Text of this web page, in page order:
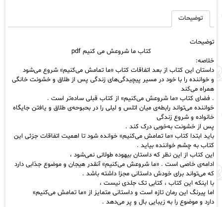
کنیم
pdf
توضیحات
توضیحات
کتاب ما شروعش می کنیم pdf
خلاصه:
داستان این کتاب از بعد اتفاقات کتاب «ما تمامش می‌کنیم» شروع می‌شود
و خواننده را با خود در مسیر پیچیدگی‌های زندگی پس از طلاق و خشونت خانگی
همراه می‌کند
. فضای کتاب «ما شروعش می‌کنیم» از کتاب قبلی ساده‌تر است .
خواننده می‌تواند رابطه‌ی میان اتلس و لیلی را در بحبوحه‌ی طلاق و یافتن جایگاه
خانواده و شروع زندگی
پس از خشونت به‌خوبی درک کند .
باید ابتدا کتاب «ما تمامش می‌کنیم» خوانده شود تا اهمیت اتفاقات جزئی این
کتاب به چشم خواننده بیاید .
این کتاب از این نظر که داستان بیهوده طولانی نمی‌شود ،
ادامه‌ی خاصی است . «ما شروعش می‌کنیم» آنقدر هیجان و موضوع جذابی دارد
که می‌تواند برای خودش داستانی مجزا داشته باشد .
با اینکه این کتاب ، کتابی تک جلدی نیست ،
اما پیرنگ این رمان تازه است و داستانی متمایز از «ما تمامش می‌کنیم»
دارد و موضوع را به زیبایی بال و پر می‌دهد .